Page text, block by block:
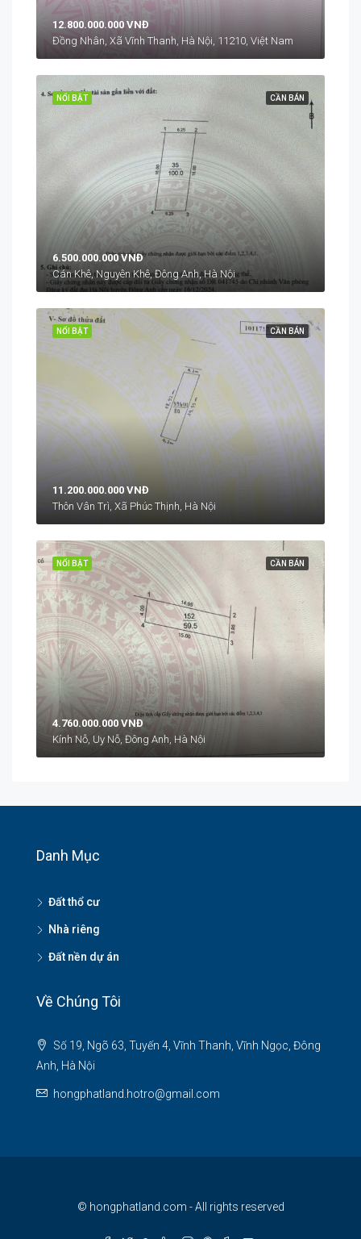
12.800.000.000 VNĐ
Đồng Nhân, Xã Vĩnh Thanh, Hà Nội, 11210, Việt Nam
CẦN BÁN
NỔI BẬT
6.500.000.000 VNĐ
Cán Khê, Nguyên Khê, Đông Anh, Hà Nội
CẦN BÁN
NỔI BẬT
11.200.000.000 VNĐ
Thôn Vân Trì, Xã Phúc Thịnh, Hà Nội
CẦN BÁN
NỔI BẬT
4.760.000.000 VNĐ
Kính Nỗ, Uy Nỗ, Đông Anh, Hà Nội
Danh Mục
Đất thổ cư
Nhà riêng
Đất nền dự án
Về Chúng Tôi
Số 19, Ngõ 63, Tuyến 4, Vĩnh Thanh, Vĩnh Ngọc, Đông
Anh, Hà Nội
hongphatland.hotro@gmail.com
© hongphatland.com - All rights reserved